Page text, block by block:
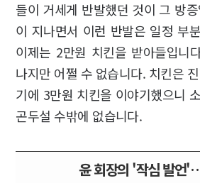
들이 거세게 반발했던 것이 그 방
이 지나면서 이런 반발은 일정 부
이제는 2만원 치킨을 받아들입니
나지만 어쩔 수 없습니다. 치킨은
기에 3만원 치킨을 이야기했으니
곤두설 수밖에 없습니다.
윤 회장의 '작심 발언